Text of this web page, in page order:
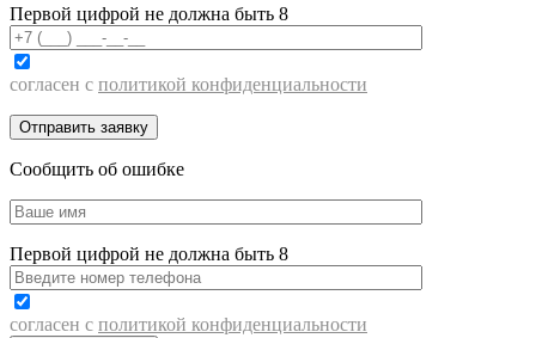
Первой цифрой не должна быть 8
согласен с политикой конфиденциальности
Сообщить об ошибке
Первой цифрой не должна быть 8
согласен с политикой конфиденциальности